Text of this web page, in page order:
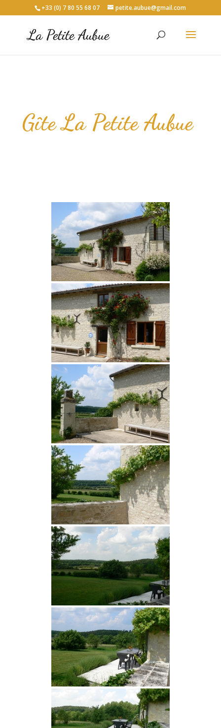
+33 (0) 7 80 55 68 07 petite.aubue@gmail.com
Gîte La Petite Aubue